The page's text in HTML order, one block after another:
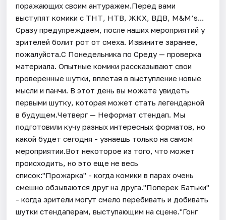
поражающих своим антуражем.Перед вами
выступят комики с ТНТ, НТВ, ЖКХ, ВДВ, M&M’s...
Сразу предупреждаем, после наших мероприятий у
зрителей болит рот от смеха. Извините заранее,
пожалуйста.С Понедельника по Среду — проверка
материала. Опытные комики рассказывают свои
проверенные шутки, вплетая в выступление новые
мысли и панчи. В этот день вы можете увидеть
первыми шутку, которая может стать легендарной
в будущем.Четверг — Неформат стендап. Мы
подготовили кучу разных интересных форматов, но
какой будет сегодня - узнаешь только на самом
мероприятии.Вот некоторое из того, что может
происходить, но это еще не весь
список:"Прожарка" - когда комики в парах очень
смешно обзываются друг на друга."Поперек Батьки"
- когда зрители могут смело перебивать и добивать
шутки стендаперам, выступающим на сцене."Гонг